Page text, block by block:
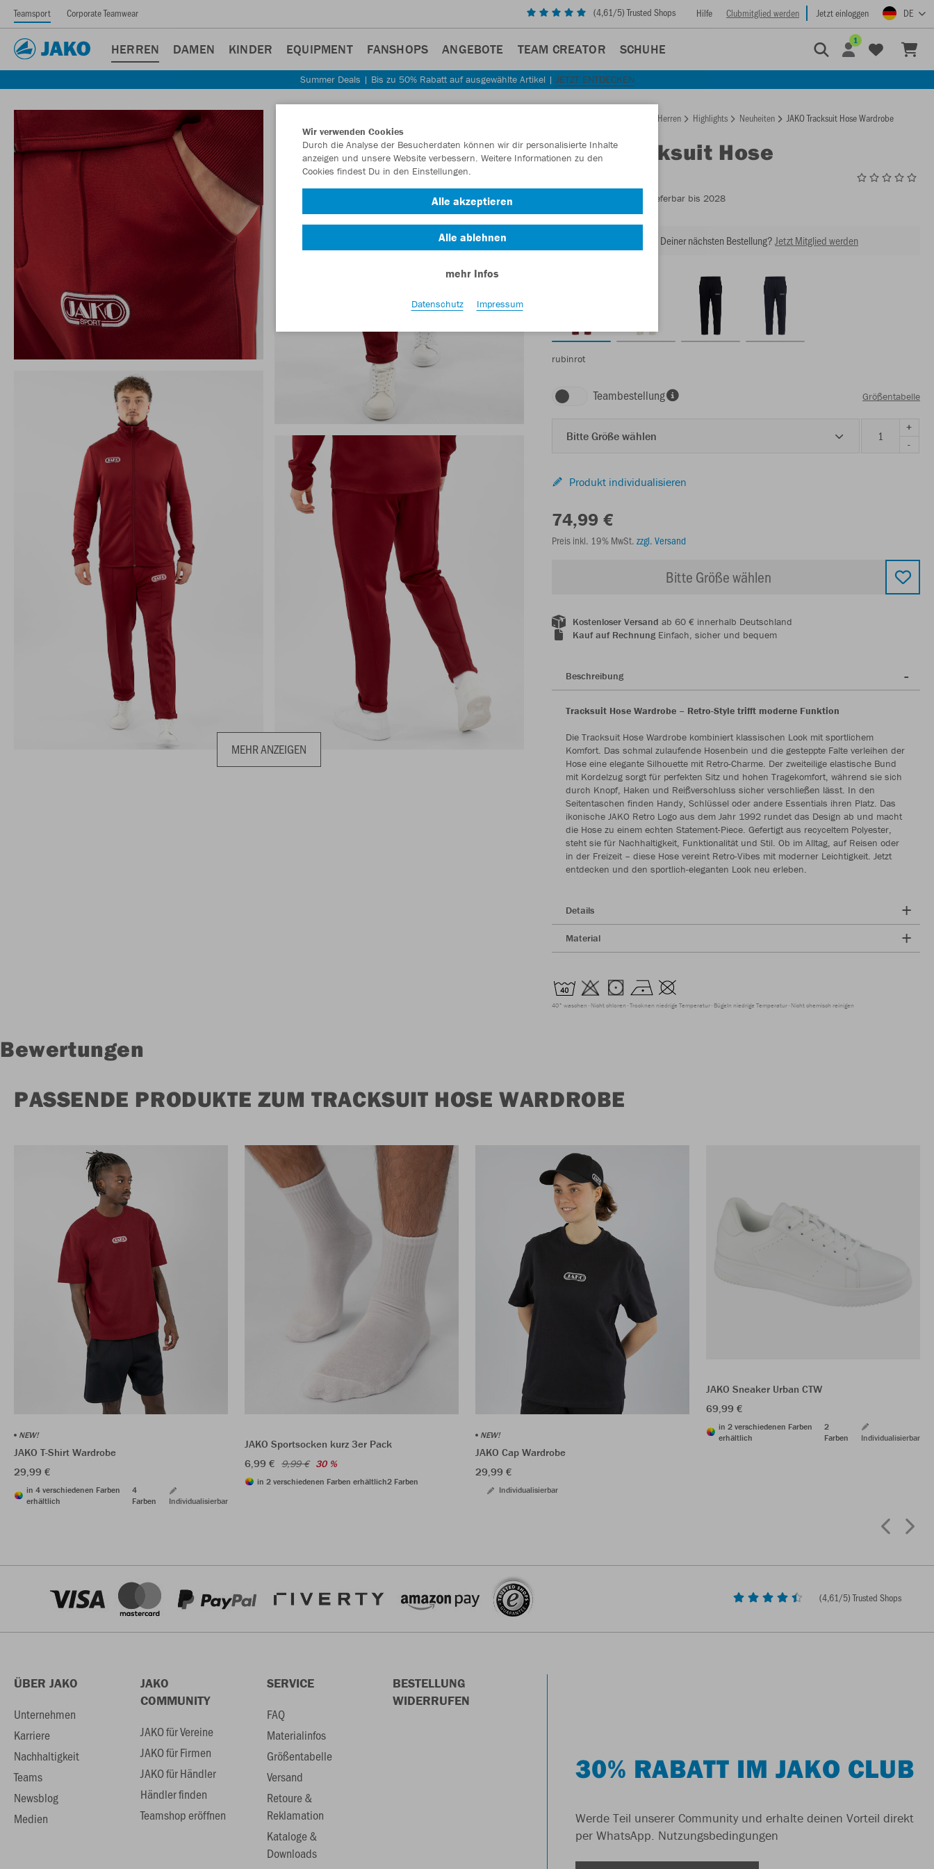
Teamsport Corporate Teamwear (4,61/5) Trusted Shops Hilfe Clubmitglied werden Jetzt einloggen DE
HERREN DAMEN KINDER EQUIPMENT FANSHOPS ANGEBOTE TEAM CREATOR SCHUHE
1
Summer Deals | Bis zu 50% Rabatt auf ausgewählte Artikel | JETZT ENTDECKEN
MEHR ANZEIGEN
Herren Highlights Neuheiten JAKO Tracksuit Hose Wardrobe
JAKOTracksuit Hose
- Lieferbar bis 2028
Lust auf 30% Rabatt bei Deiner nächsten Bestellung? Jetzt Mitglied werden
rubinrot
Teambestellung Größentabelle
Bitte Größe wählen
+
-
Produkt individualisieren
74,99 €
Preis inkl. 19% MwSt. zzgl. Versand
Bitte Größe wählen
Kostenloser Versand ab 60 € innerhalb Deutschland
Kauf auf RechnungEinfach, sicher und bequem
Beschreibung
Tracksuit Hose Wardrobe – Retro-Style trifft moderne Funktion
Die Tracksuit Hose Wardrobe kombiniert klassischen Look mit sportlichem
Komfort. Das schmal zulaufende Hosenbein und die gesteppte Falte verleihen der
Hose eine elegante Silhouette mit Retro-Charme. Der zweiteilige elastische Bund
mit Kordelzug sorgt für perfekten Sitz und hohen Tragekomfort, während sie sich
durch Knopf, Haken und Reißverschluss sicher verschließen lässt. In den
Seitentaschen finden Handy, Schlüssel oder andere Essentials ihren Platz. Das
ikonische JAKO Retro Logo aus dem Jahr 1992 rundet das Design ab und macht
die Hose zu einem echten Statement-Piece. Gefertigt aus recyceltem Polyester,
steht sie für Nachhaltigkeit, Funktionalität und Stil. Ob im Alltag, auf Reisen oder
in der Freizeit – diese Hose vereint Retro-Vibes mit moderner Leichtigkeit. Jetzt
entdecken und den sportlich-eleganten Look neu erleben.
Details
Material
40° waschen Nicht chloren Trocknen niedrige Temperatur Bügeln niedrige Temperatur Nicht chemisch reinigen
Bewertungen
PASSENDE PRODUKTE ZUM TRACKSUIT HOSE WARDROBE
NEW!
JAKO T-Shirt Wardrobe
29,99 €
in 4 verschiedenen Farben
erhältlich
4
Farben
Individualisierbar
JAKO Sportsocken kurz 3er Pack
6,99 € 9,99 € 30 %
in 2 verschiedenen Farben erhältlich2 Farben
NEW!
JAKO Cap Wardrobe
29,99 €
Individualisierbar
JAKO Sneaker Urban CTW
69,99 €
in 2 verschiedenen Farben
erhältlich
2
Farben
Individualisierbar
(4,61/5) Trusted Shops
ÜBER JAKO
Unternehmen
Karriere
Nachhaltigkeit
Teams
Newsblog
Medien
JAKO
COMMUNITY
JAKO für Vereine
JAKO für Firmen
JAKO für Händler
Händler finden
Teamshop eröffnen
SERVICE
FAQ
Materialinfos
Größentabelle
Versand
Retoure &
Reklamation
Kataloge &
Downloads
BESTELLUNG
WIDERRUFEN
30% RABATT IM JAKO CLUB
Werde Teil unserer Community und erhalte deinen Vorteil direkt
per WhatsApp. Nutzungsbedingungen
Wir verwenden Cookies
Durch die Analyse der Besucherdaten können wir dir personalisierte Inhalte
anzeigen und unsere Website verbessern. Weitere Informationen zu den
Cookies findest Du in den Einstellungen.
Alle akzeptieren
Alle ablehnen
mehr Infos
Datenschutz Impressum